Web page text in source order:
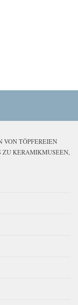
VON TÖPFEREIEN
ZU KERAMIKMUSEEN,